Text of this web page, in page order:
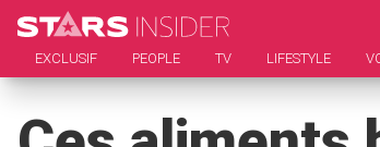
EXCLUSIF PEOPLE TV LIFESTYLE